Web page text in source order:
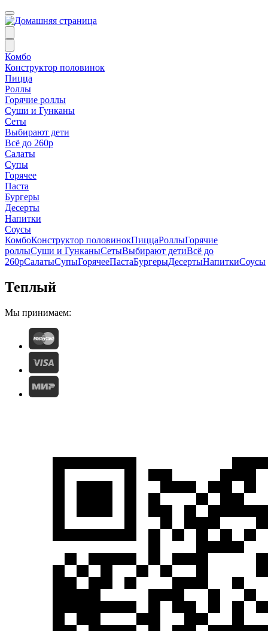
Комбо
Конструктор половинок
Пицца
Роллы
Горячие роллы
Суши и Гунканы
Сеты
Выбирают дети
Всё до 260р
Салаты
Супы
Горячее
Паста
Бургеры
Десерты
Напитки
Соусы
КомбоКонструктор половинокПиццаРоллыГорячие
роллыСуши и ГунканыСетыВыбирают детиВсё до
260рСалатыСупыГорячееПастаБургерыДесертыНапиткиСоусы
Теплый
Мы принимаем: